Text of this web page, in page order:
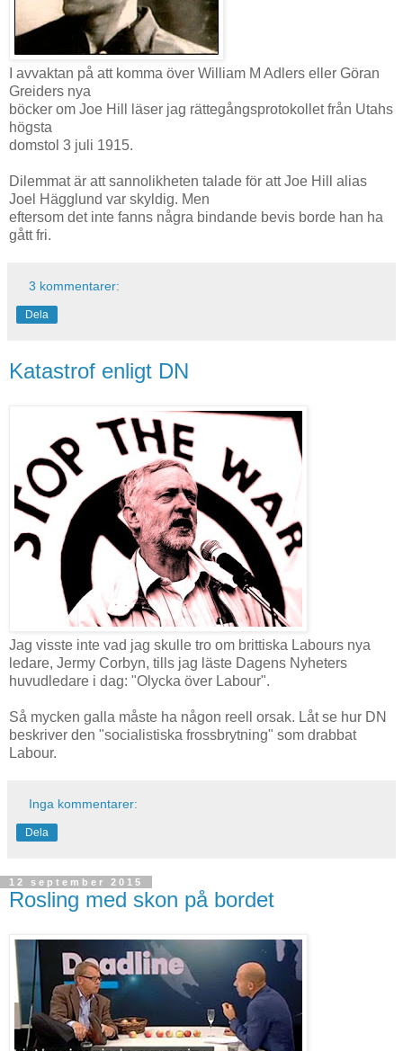
I avvaktan på att komma över William M Adlers eller Göran
Greiders nya
böcker om Joe Hill läser jag rättegångsprotokollet från Utahs
högsta
domstol 3 juli 1915.
Dilemmat är att sannolikheten talade för att Joe Hill alias
Joel Hägglund var skyldig. Men
eftersom det inte fanns några bindande bevis borde han ha
gått fri.
3 kommentarer:
Dela
Katastrof enligt DN
Jag visste inte vad jag skulle tro om brittiska Labours nya
ledare, Jermy Corbyn, tills jag läste Dagens Nyheters
huvudledare i dag: "Olycka över Labour".
Så mycken galla måste ha någon reell orsak. Låt se hur DN
beskriver den "socialistiska frossbrytning" som drabbat
Labour.
Inga kommentarer:
Dela
12 september 2015
Rosling med skon på bordet